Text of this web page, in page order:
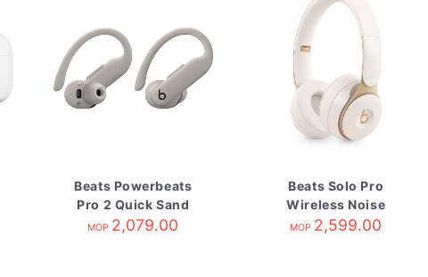
Beats Powerbeats
Pro 2 Quick Sand
MOP 2,079.00
Beats Solo Pro
Wireless Noise
Cancelling
MOP 2,599.00